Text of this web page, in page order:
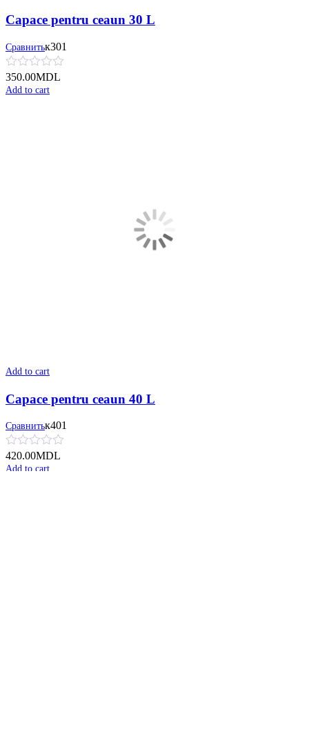
Capace pentru ceaun 30 L
Сравнитьк301
350.00MDL
Add to cart
Add to cart
Capace pentru ceaun 40 L
Сравнитьк401
420.00MDL
Add to cart